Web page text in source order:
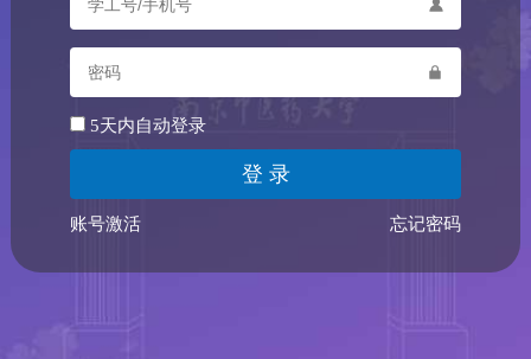
5天内自动登录
账号激活 忘记密码